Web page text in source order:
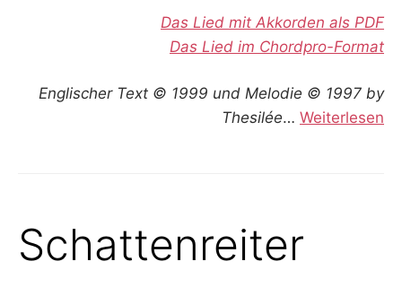
Das Lied mit Akkorden als PDF
Das Lied im Chordpro-Format
Englischer Text © 1999 und Melodie © 1997 by
Thesilée… Weiterlesen
Schattenreiter